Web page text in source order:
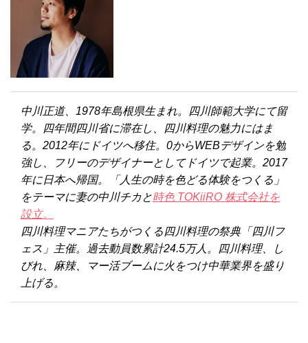
中川正道、1978年島根県生まれ。四川師範大学にて留
学。四年間四川省に滞在し、四川料理の魅力にはま
る。2012年にドイツへ移住。0からWEBデザインを勉
強し、フリーのデザイナーとしてドイツで起業。2017
年に日本へ帰国。「人生の時を色どる体験をつくる」
をテーマに妻の中川チカと時色 TOKiiRO 株式会社を
設立。
四川料理マニアたちがつくる四川料理の祭典「四川フ
ェス」主催。過去動員数累計24.5万人。四川料理、し
びれ、麻辣、マー活ブームに火をつけ中華業界を盛り
上げる。